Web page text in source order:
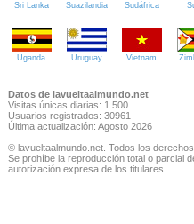
Sri Lanka Suazilandia Sudáfrica
Uganda Uruguay Vietnam
Datos de lavueltaalmundo.net
Visitas únicas diarias: 1.500
Usuarios registrados: 30961
Última actualización: Agosto 2026
© lavueltaalmundo.net. Todos los
Se prohíbe la reproducción total o parcial
autorización expresa de los titulares.